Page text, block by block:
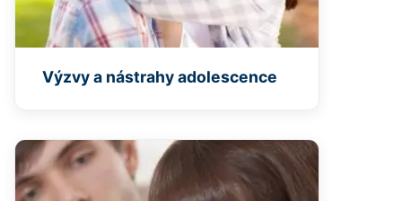
Výzvy a nástrahy adolescence